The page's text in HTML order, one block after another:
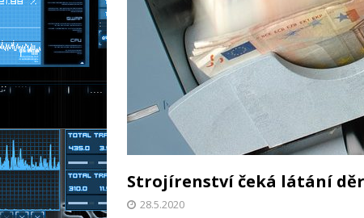
Strojírenství čeká látání děr
28.5.2020